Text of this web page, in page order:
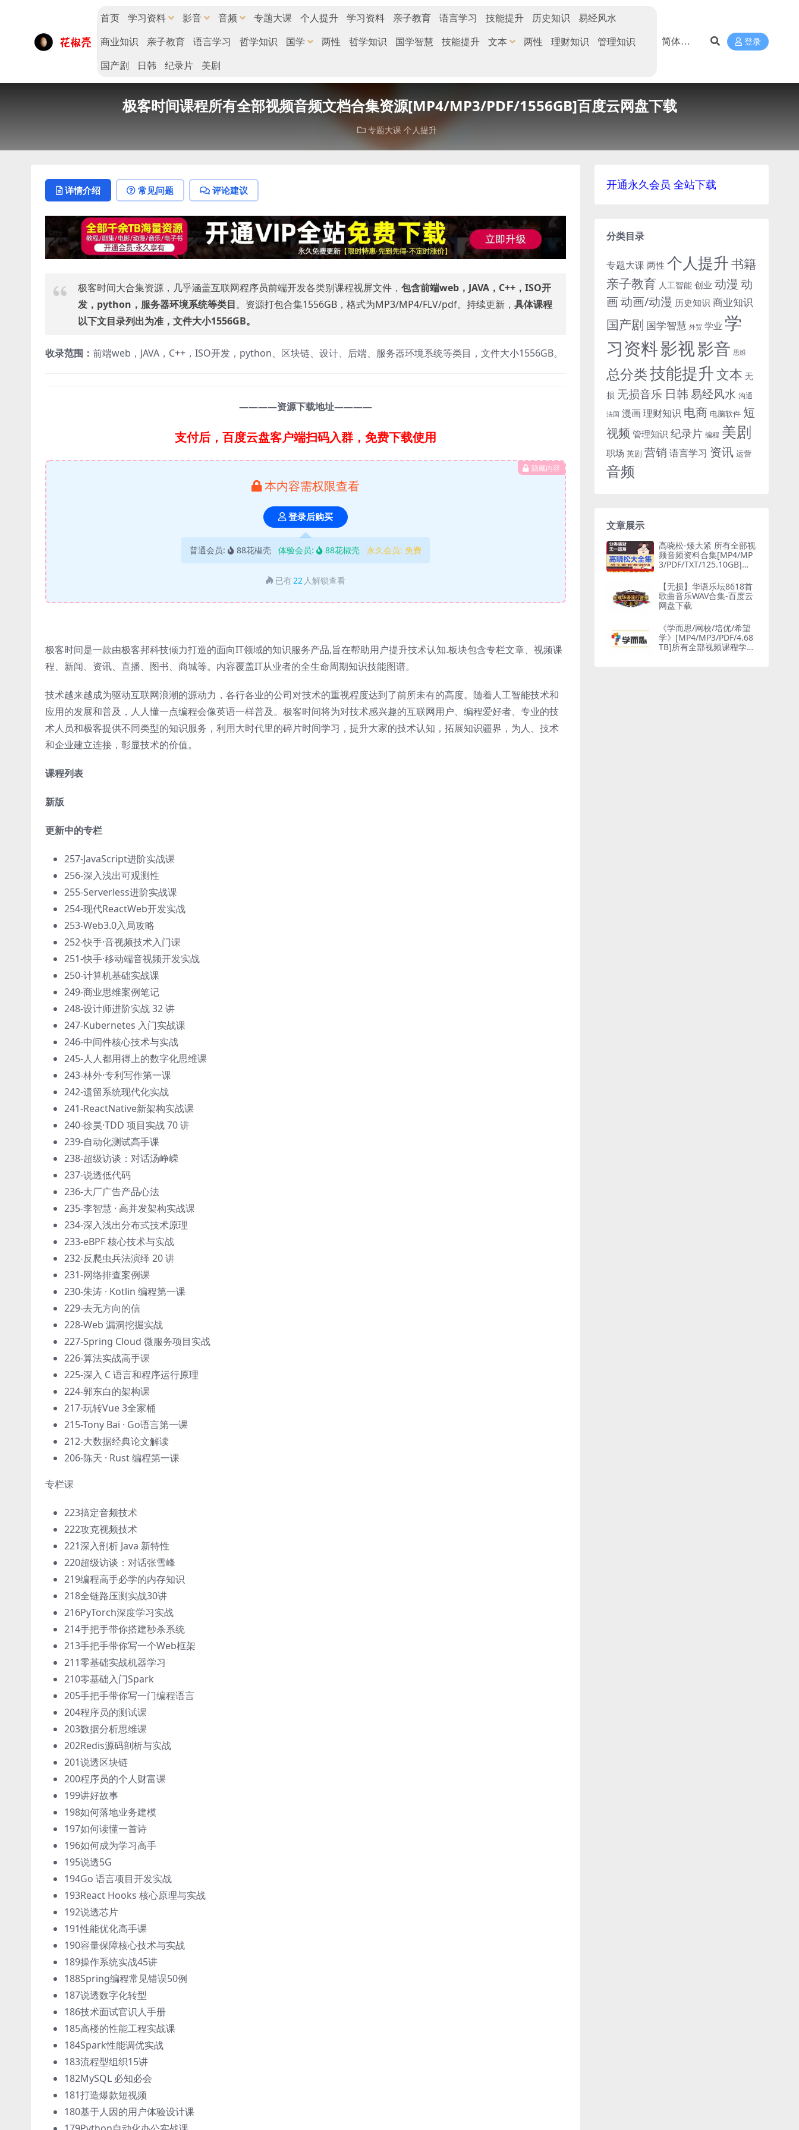
首页 学习资料 影音 音频 专题大课 个人提升 学习资料 亲子教育 语言学习 技能提升 历史知识
易经风水
商业知识
亲子教育 语言学习 哲学知识 国学 两性 哲学知识 国学智慧 技能提升 文本 两性 理财知识
管理知识
国产剧
日韩 纪录片 美剧
登录
极客时间课程所有全部视频音频文档合集资源[MP4/MP3/PDF/1556GB]百度云网盘下载
专题大课 个人提升
详情介绍 常见问题 评论建议
极客时间大合集资源，几乎涵盖互联网程序员前端开发各类别课程视屏文件， 包含前端web，JAVA，C++，ISO开
发，python，服务器环境系统等类目。资源打包合集1556GB，格式为MP3/MP4/FLV/pdf。持续更新， 具体课程
以下文目录列出为准，文件大小1556GB。
收录范围： 前端web，JAVA，C++，ISO开发，python、区块链、设计、后端、服务器环境系统等类目，文件大小1556GB。
————资源下载地址————
支付后，百度云盘客户端扫码入群，免费下载使用
隐藏内容
本内容需权限查看
登录后购买
普通会员: 88花椒壳 体验会员: 88花椒壳 永久会员: 免费
已有22 人解锁查看
极客时间是一款由极客邦科技倾力打造的面向IT领域的知识服务产品,旨在帮助用户提升技术认知.板块包含专栏文章、视频课
程、新闻、资讯、直播、图书、商城等。内容覆盖IT从业者的全生命周期知识技能图谱。
技术越来越成为驱动互联网浪潮的源动力，各行各业的公司对技术的重视程度达到了前所未有的高度。随着人工智能技术和
应用的发展和普及，人人懂一点编程会像英语一样普及。极客时间将为对技术感兴趣的互联网用户、编程爱好者、专业的技
术人员和极客提供不同类型的知识服务，利用大时代里的碎片时间学习，提升大家的技术认知，拓展知识疆界，为人、技术
和企业建立连接，彰显技术的价值。
课程列表
新版
更新中的专栏
257-JavaScript进阶实战课
256-深入浅出可观测性
255-Serverless进阶实战课
254-现代ReactWeb开发实战
253-Web3.0入局攻略
252-快手·音视频技术入门课
251-快手·移动端音视频开发实战
250-计算机基础实战课
249-商业思维案例笔记
248-设计师进阶实战 32 讲
247-Kubernetes 入门实战课
246-中间件核心技术与实战
245-人人都用得上的数字化思维课
243-林外·专利写作第一课
242-遗留系统现代化实战
241-ReactNative新架构实战课
240-徐昊·TDD 项目实战 70 讲
239-自动化测试高手课
238-超级访谈：对话汤峥嵘
237-说透低代码
236-大厂广告产品心法
235-李智慧 · 高并发架构实战课
234-深入浅出分布式技术原理
233-eBPF 核心技术与实战
232-反爬虫兵法演绎 20 讲
231-网络排查案例课
230-朱涛 · Kotlin 编程第一课
229-去无方向的信
228-Web 漏洞挖掘实战
227-Spring Cloud 微服务项目实战
226-算法实战高手课
225-深入 C 语言和程序运行原理
224-郭东白的架构课
217-玩转Vue 3全家桶
215-Tony Bai · Go语言第一课
212-大数据经典论文解读
206-陈天 · Rust 编程第一课
专栏课
223搞定音频技术
222攻克视频技术
221深入剖析 Java 新特性
220超级访谈：对话张雪峰
219编程高手必学的内存知识
218全链路压测实战30讲
216PyTorch深度学习实战
214手把手带你搭建秒杀系统
213手把手带你写一个Web框架
211零基础实战机器学习
210零基础入门Spark
205手把手带你写一门编程语言
204程序员的测试课
203数据分析思维课
202Redis源码剖析与实战
201说透区块链
200程序员的个人财富课
199讲好故事
198如何落地业务建模
197如何读懂一首诗
196如何成为学习高手
195说透5G
194Go 语言项目开发实战
193React Hooks 核心原理与实战
192说透芯片
191性能优化高手课
190容量保障核心技术与实战
189操作系统实战45讲
188Spring编程常见错误50例
187说透数字化转型
186技术面试官识人手册
185高楼的性能工程实战课
184Spark性能调优实战
183流程型组织15讲
182MySQL 必知必会
181打造爆款短视频
180基于人因的用户体验设计课
开通永久会员 全站下载
分类目录
专题大课 两性 个人提升书籍
亲子教育 人工智能 创业 动漫 动
画动画/动漫 历史知识 商业知识
国产剧 国学智慧 外贸 学业 学
习资料影视影音 思维
总分类技能提升文本 无
损 无损音乐 日韩 易经风水 沟通
法国 漫画理财知识 电商 电脑软件 短
视频 管理知识 纪录片 编程 美剧
职场 英剧 营销 语言学习 资讯 运营
音频
文章展示
高晓松-矮大紧 所有全部视
频音频资料合集[MP4/MP
3/PDF/TXT/125.10GB]百
【无损】华语乐坛8618首
歌曲音乐WAV合集-百度云
网盘下载
《学而思/网校/培优/希望
学》[MP4/MP3/PDF/4.68
TB]所有全部视频课程学习